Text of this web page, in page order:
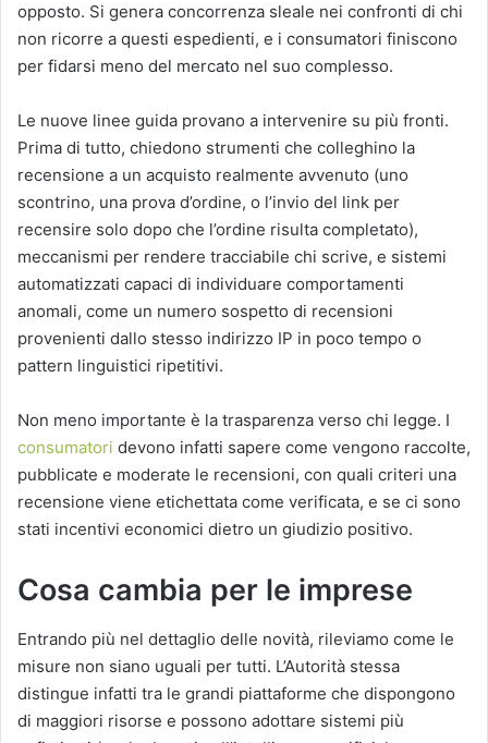
opposto. Si genera concorrenza sleale nei confronti di chi
non ricorre a questi espedienti, e i consumatori finiscono
per fidarsi meno del mercato nel suo complesso.
Le nuove linee guida provano a intervenire su più fronti.
Prima di tutto, chiedono strumenti che colleghino la
recensione a un acquisto realmente avvenuto (uno
scontrino, una prova d’ordine, o l’invio del link per
recensire solo dopo che l’ordine risulta completato),
meccanismi per rendere tracciabile chi scrive, e sistemi
automatizzati capaci di individuare comportamenti
anomali, come un numero sospetto di recensioni
provenienti dallo stesso indirizzo IP in poco tempo o
pattern linguistici ripetitivi.
Non meno importante è la trasparenza verso chi legge. I
consumatori devono infatti sapere come vengono raccolte,
pubblicate e moderate le recensioni, con quali criteri una
recensione viene etichettata come verificata, e se ci sono
stati incentivi economici dietro un giudizio positivo.
Cosa cambia per le imprese
Entrando più nel dettaglio delle novità, rileviamo come le
misure non siano uguali per tutti. L’Autorità stessa
distingue infatti tra le grandi piattaforme che dispongono
di maggiori risorse e possono adottare sistemi più